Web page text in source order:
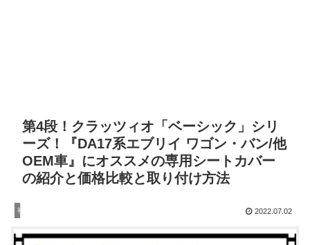
第4段！クラッツィオ「ベーシック」シリ
ーズ！『DA17系エブリイ ワゴン・バン/他
OEM車』にオススメの専用シートカバー
の紹介と価格比較と取り付け方法
社外品 2022.07.02